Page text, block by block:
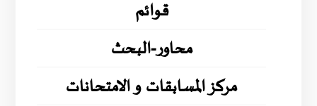
قوائم
محاور-البحث
مركز المسابقات و الامتحانات